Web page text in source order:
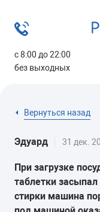
с 8:00 до 22:00
без выходных
Вернуться назад
Эдуард 31 дек.
При загрузке
таблетки
стирки машина